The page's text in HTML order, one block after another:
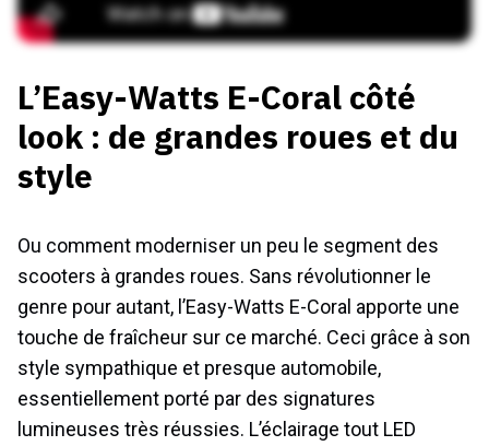
L’Easy-Watts E-Coral côté
look : de grandes roues et du
style
Ou comment moderniser un peu le segment des
scooters à grandes roues. Sans révolutionner le
genre pour autant, l’Easy-Watts E-Coral apporte une
touche de fraîcheur sur ce marché. Ceci grâce à son
style sympathique et presque automobile,
essentiellement porté par des signatures
lumineuses très réussies. L’éclairage tout LED